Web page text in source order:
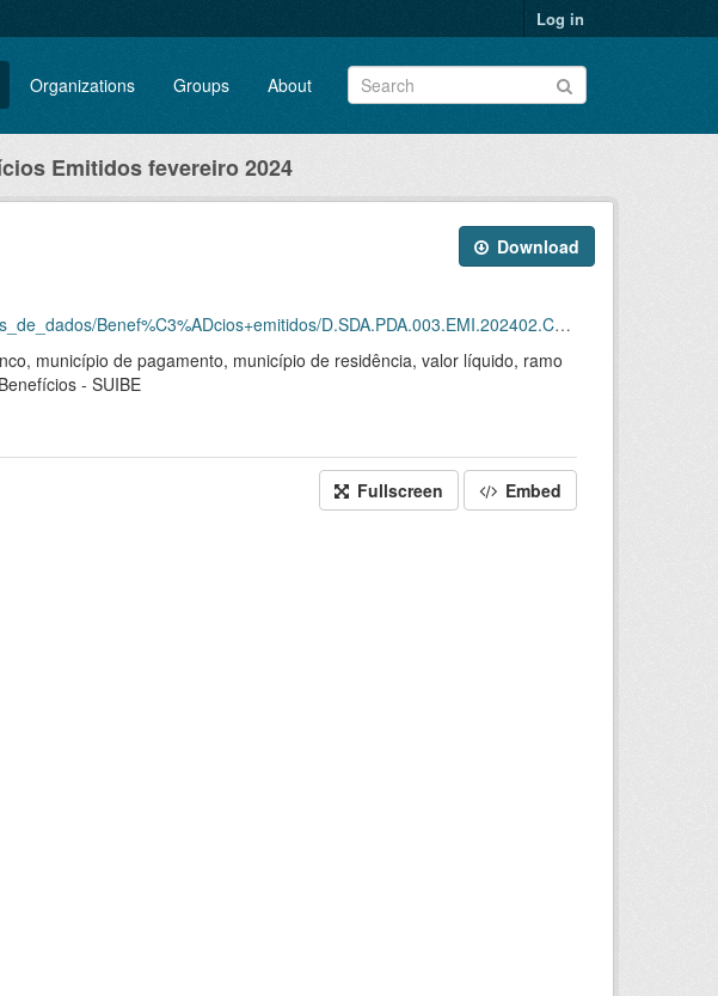
Log in
Organizations Groups About
Emitidos fevereiro 2024
Download
Benef%C3%ADcios+emitidos/D.SDA.PDA.003.EMI.202402.CSV.ZIP
município de pagamento, município de residência, valor líquido, ramo
- SUIBE
Fullscreen Embed